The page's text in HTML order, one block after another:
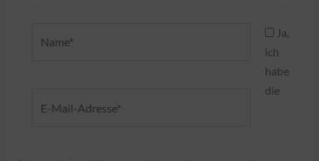
Mail-
Ja,
ich
habe
die